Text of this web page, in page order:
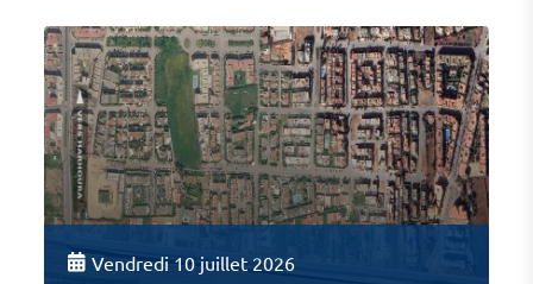
Vendredi 10 juillet 2026